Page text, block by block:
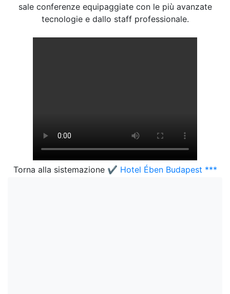
sale conferenze equipaggiate con le più avanzate
tecnologie e dallo staff professionale.
Torna alla sistemazione ✔️ Hotel Ében Budapest ***